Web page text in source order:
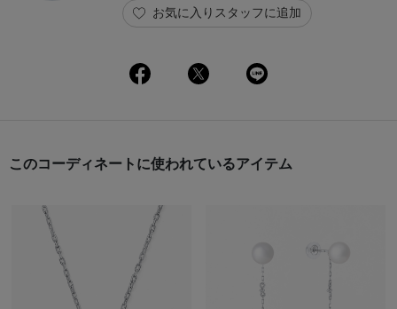
お気に入りスタッフに追加
このコーディネートに使われているアイテム